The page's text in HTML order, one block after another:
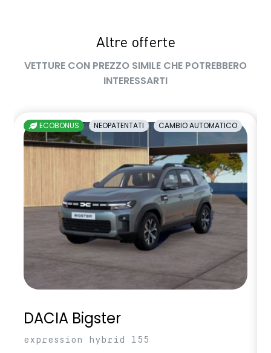
sedili posteriori ripiegabili 1/3 - 2/3
sellerie in tessuto nero melange e tessuto nero titanio con
sistema di controllo della pressione pneumatici indiretto
sistema di frenata d'emergenza attiva
sistema multimediale openR link 10.4" con Google integrato
volante in pelle
Altre offerte
VETTURE CON PREZZO SIMILE CHE POTREBBERO
INTERESSARTI
ECOBONUS NEOPATENTATI CAMBIO AUTOMATICO
DACIA Bigster
expression hybrid 155